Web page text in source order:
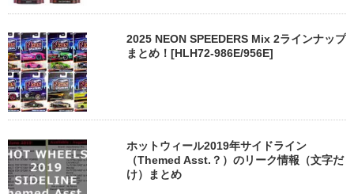
2025 NEON SPEEDERS Mix 2ラインナップ
まとめ！[HLH72-986E/956E]
ホットウィール2019年サイドライン
（Themed Asst.？）のリーク情報（文字だ
け）まとめ